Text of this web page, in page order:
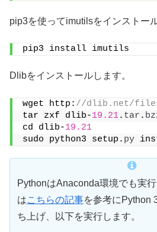
pip3を使ってimutilsをインストー
pip3 install imutils
Dlibをインストールします。
wget http: //dlib.net/
tar zxf dlib-19.21. tar .
cd dlib-19.21
sudo python3 setup. py
PythonはAnaconda環境でも実
はこちらの記事を参考にPython
ち上げ、以下を実行します。